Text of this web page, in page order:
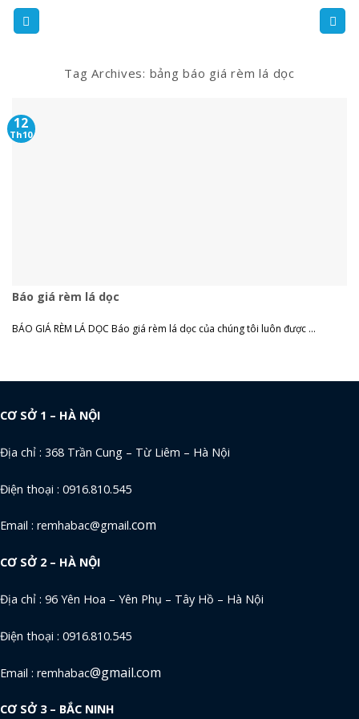
Skip
Tag Archives: bảng báo giá rèm lá dọc
Báo giá rèm lá dọc
BÁO GIÁ RÈM LÁ DỌC Báo giá rèm lá dọc của chúng tôi luôn được ...
12
Th10
CƠ SỞ 1 – HÀ NỘI
Địa chỉ : 368 Trần Cung – Từ Liêm – Hà Nội
Điện thoại : 0916.810.545
Email : remhabac@gmail.com
CƠ SỞ 2 – HÀ NỘI
Địa chỉ : 96 Yên Hoa – Yên Phụ – Tây Hồ – Hà Nội
Điện thoại : 0916.810.545
Email : remhabac@gmail.com
CƠ SỞ 3 – BẮC NINH